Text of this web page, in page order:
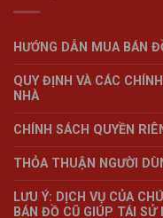
HƯỚNG DẪN MUA BÁN
QUY ĐỊNH VÀ CÁC
NHÀ
CHÍNH SÁCH QUYỀN
THỎA THUẬN NGƯỜI
LƯU Ý: DỊCH VỤ CỦA
BÁN ĐỒ CŨ GIÚP TÁI SỬ